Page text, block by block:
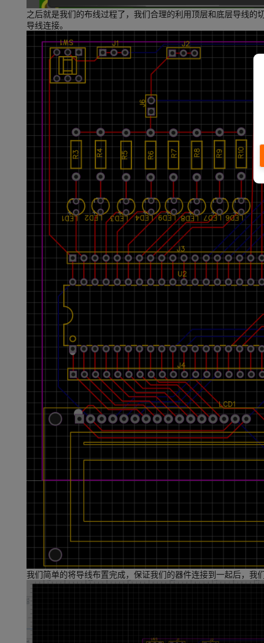
之后就是我们的布线过程了，我们合理的利用顶层和底层导线
导线连接。
我们简单的将导线布置完成，保证我们的器件连接到一起后，我